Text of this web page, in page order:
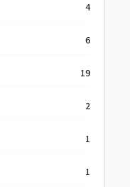
4
6
19
2
1
1